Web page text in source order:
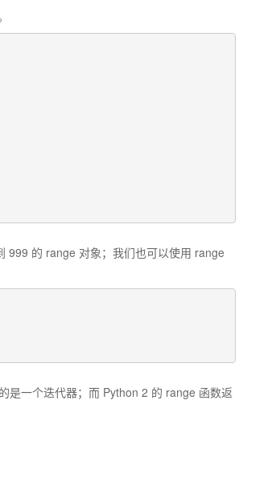
999 的 range 对象；我们也可以使用 range
是一个迭代器；而 Python 2 的 range 函数返